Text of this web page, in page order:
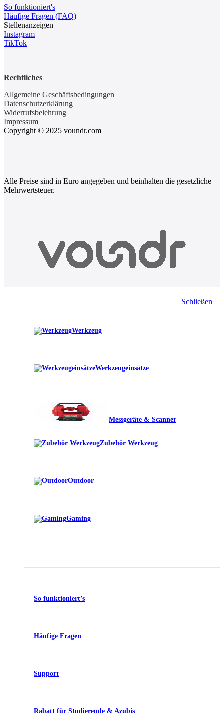
So funktioniert's
Häufige Fragen (FAQ)
Stellenanzeigen
Instagram
TikTok
Rechtliches
Allgemeine Geschäftsbedingungen
Datenschutzerklärung
Widerrufsbelehrung
Impressum
Copyright © 2025 voundr.com
Alle Preise sind in Euro angegeben und beinhalten die gesetzliche
Mehrwertsteuer.
Schließen
Werkzeug
Werkzeugeinsätze
Messgeräte & Scanner
Zubehör Werkzeug
Outdoor
Gaming
So funktioniert’s
Häufige Fragen
Support
Rabatt für Studierende & Azubis